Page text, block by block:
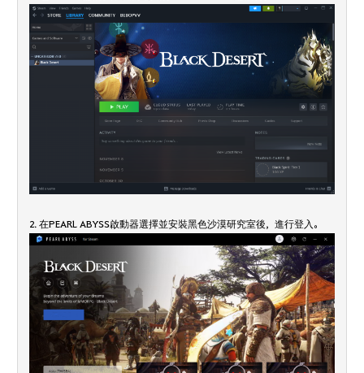
2. 在PEARL ABYSS啟動器選擇並安裝黑色沙漠研究室後，進行登入。